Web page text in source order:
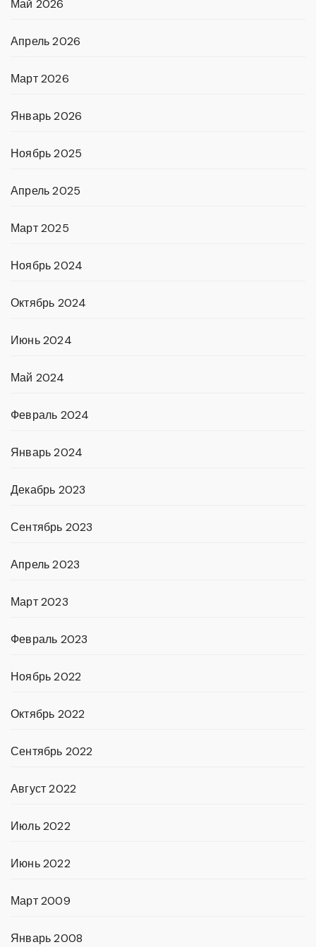
Май 2026
Апрель 2026
Март 2026
Январь 2026
Ноябрь 2025
Апрель 2025
Март 2025
Ноябрь 2024
Октябрь 2024
Июнь 2024
Май 2024
Февраль 2024
Январь 2024
Декабрь 2023
Сентябрь 2023
Апрель 2023
Март 2023
Февраль 2023
Ноябрь 2022
Октябрь 2022
Сентябрь 2022
Август 2022
Июль 2022
Июнь 2022
Март 2009
Январь 2008